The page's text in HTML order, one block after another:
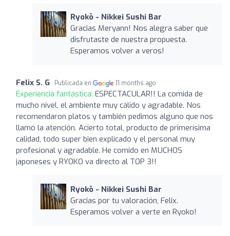
Ryokō - Nikkei Sushi Bar
Gracias Meryann! Nos alegra saber que
disfrutaste de nuestra propuesta.
Esperamos volver a veros!
Felix S. G Publicada en 11 months ago
Experiencia fantástica: ESPECTACULAR!! La comida de
mucho nivel, el ambiente muy cálido y agradable. Nos
recomendaron platos y también pedimos alguno que nos
llamó la atención. Acierto total, producto de primerísima
calidad, todo super bien explicado y el personal muy
profesional y agradable. He comido en MUCHOS
japoneses y RYOKO va directo al TOP 3!!
Ryokō - Nikkei Sushi Bar
Gracias por tu valoración, Felix.
Esperamos volver a verte en Ryoko!